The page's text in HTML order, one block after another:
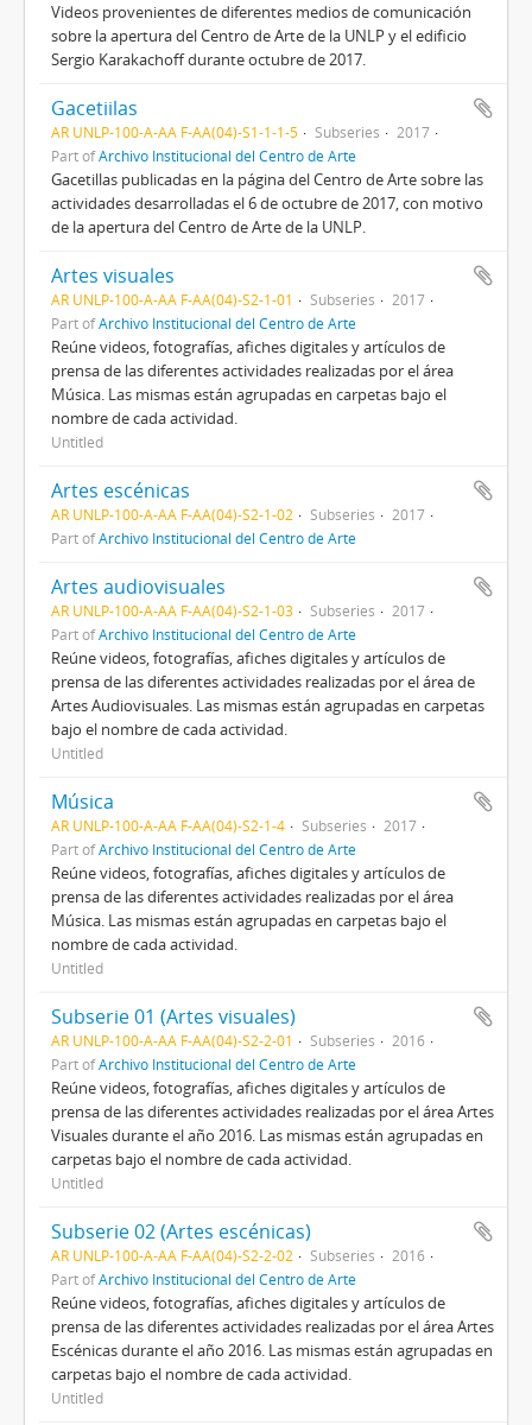
Videos provenientes de diferentes medios de comunicación
sobre la apertura del Centro de Arte de la UNLP y el edificio
Sergio Karakachoff durante octubre de 2017.
Gacetiilas
AR UNLP-100-A-AA F-AA(04)-S1-1-1-5 Subseries
2017
Part ofArchivo Institucional del Centro de Arte
Gacetillas publicadas en la página del Centro de Arte sobre las
actividades desarrolladas el 6 de octubre de 2017, con motivo
de la apertura del Centro de Arte de la UNLP.
Artes visuales
AR UNLP-100-A-AA F-AA(04)-S2-1-01 Subseries
2017
Part ofArchivo Institucional del Centro de Arte
Reúne videos, fotografías, afiches digitales y artículos de
prensa de las diferentes actividades realizadas por el área
Música. Las mismas están agrupadas en carpetas bajo el
nombre de cada actividad.
Untitled
Artes escénicas
AR UNLP-100-A-AA F-AA(04)-S2-1-02 Subseries
2017
Part ofArchivo Institucional del Centro de Arte
Artes audiovisuales
AR UNLP-100-A-AA F-AA(04)-S2-1-03 Subseries
2017
Part ofArchivo Institucional del Centro de Arte
Reúne videos, fotografías, afiches digitales y artículos de
prensa de las diferentes actividades realizadas por el área de
Artes Audiovisuales. Las mismas están agrupadas en carpetas
bajo el nombre de cada actividad.
Untitled
Música
AR UNLP-100-A-AA F-AA(04)-S2-1-4 Subseries
2017
Part ofArchivo Institucional del Centro de Arte
Reúne videos, fotografías, afiches digitales y artículos de
prensa de las diferentes actividades realizadas por el área
Música. Las mismas están agrupadas en carpetas bajo el
nombre de cada actividad.
Untitled
Subserie 01 (Artes visuales)
AR UNLP-100-A-AA F-AA(04)-S2-2-01 Subseries
2016
Part ofArchivo Institucional del Centro de Arte
Reúne videos, fotografías, afiches digitales y artículos de
prensa de las diferentes actividades realizadas por el área Artes
Visuales durante el año 2016. Las mismas están agrupadas en
carpetas bajo el nombre de cada actividad.
Untitled
Subserie 02 (Artes escénicas)
AR UNLP-100-A-AA F-AA(04)-S2-2-02 Subseries
2016
Part ofArchivo Institucional del Centro de Arte
Reúne videos, fotografías, afiches digitales y artículos de
prensa de las diferentes actividades realizadas por el área Artes
Escénicas durante el año 2016. Las mismas están agrupadas en
carpetas bajo el nombre de cada actividad.
Untitled